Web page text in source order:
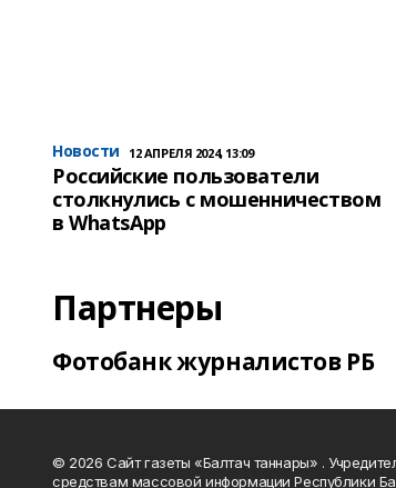
Новости 12 АПРЕЛЯ 2024, 13:09
Российские пользователи
столкнулись с мошенничеством
в WhatsApp
Партнеры
Фотобанк журналистов РБ
© 2026 Сайт газеты «Балтач таннары» .
средствам массовой информации Республики